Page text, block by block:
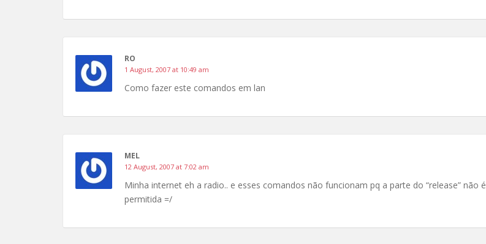
RO
1 August, 2007 at 10:49 am
Como fazer este comandos em lan
MEL
12 August, 2007 at 7:02 am
Minha internet eh a radio.. e esses comandos não funcionam pq a parte do “release” não é
permitida =/